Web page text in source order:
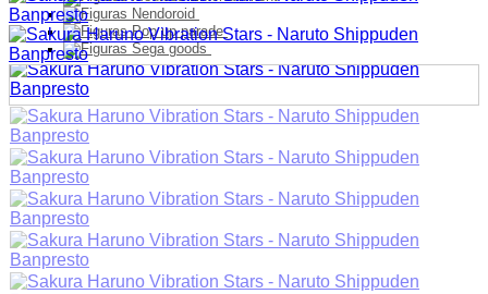
Model Kit
PELUCHES
Franquicia
Ultimos Ingresos
Preventa